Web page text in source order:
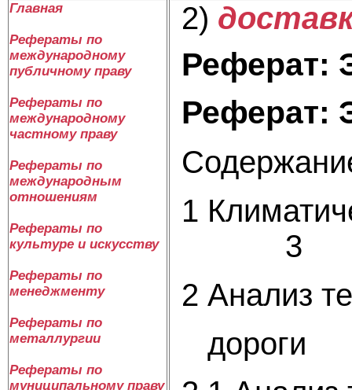
Главная
Рефераты по
международному
публичному праву
Рефераты по
международному
частному праву
Рефераты по
международным
отношениям
Рефераты по
культуре и искусству
Рефераты по
менеджменту
Рефераты по
металлургии
Рефераты по
муниципальному праву
2)
Реферат:
Реферат:
1
3
2 Анализ